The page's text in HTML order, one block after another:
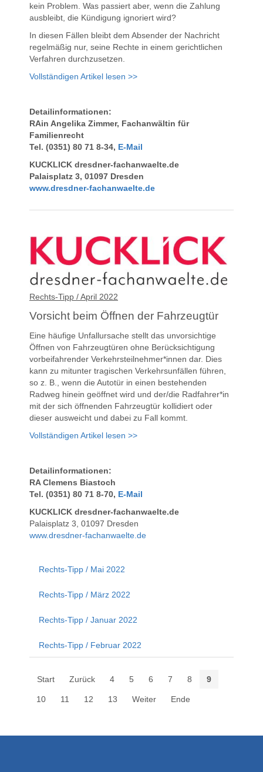
kein Problem. Was passiert aber, wenn die Zahlung
ausbleibt, die Kündigung ignoriert wird?
In diesen Fällen bleibt dem Absender der Nachricht
regelmäßig nur, seine Rechte in einem gerichtlichen
Verfahren durchzusetzen.
Vollständigen Artikel lesen >>
Detailinformationen:
RAin Angelika Zimmer, Fachanwältin für
Familienrecht
Tel. (0351) 80 71 8-34, E-Mail
KUCKLICK dresdner-fachanwaelte.de
Palaisplatz 3, 01097 Dresden
www.dresdner-fachanwaelte.de
Rechts-Tipp / April 2022
Vorsicht beim Öffnen der Fahrzeugtür
Eine häufige Unfallursache stellt das unvorsichtige
Öffnen von Fahrzeugtüren ohne Berücksichtigung
vorbeifahrender Verkehrsteilnehmer*innen dar. Dies
kann zu mitunter tragischen Verkehrsunfällen führen,
so z. B., wenn die Autotür in einen bestehenden
Radweg hinein geöffnet wird und der/die Radfahrer*in
mit der sich öffnenden Fahrzeugtür kollidiert oder
dieser ausweicht und dabei zu Fall kommt.
Vollständigen Artikel lesen >>
Detailinformationen:
RA Clemens Biastoch
Tel. (0351) 80 71 8-70, E-Mail
KUCKLICK dresdner-fachanwaelte.de
Palaisplatz 3, 01097 Dresden
www.dresdner-fachanwaelte.de
Rechts-Tipp / Mai 2022
Rechts-Tipp / März 2022
Rechts-Tipp / Januar 2022
Rechts-Tipp / Februar 2022
Start Zurück 4 5 6 7 8 9
10 11 12 13 Weiter Ende